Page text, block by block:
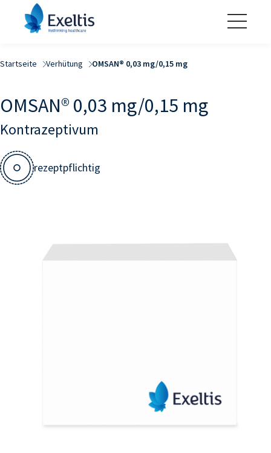
Startseite Verhütung OMSAN® 0,03 mg/0,15 mg
OMSAN® 0,03 mg/0,15 mg
Kontrazeptivum
rezeptpflichtig